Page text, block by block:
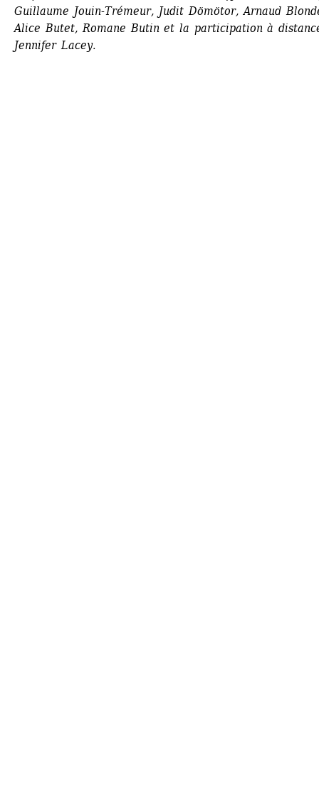
Guillaume Jouin-Trémeur, Judit Dömötor, Arnaud
Alice Butet, Romane Butin et la participation à
Jennifer Lacey.